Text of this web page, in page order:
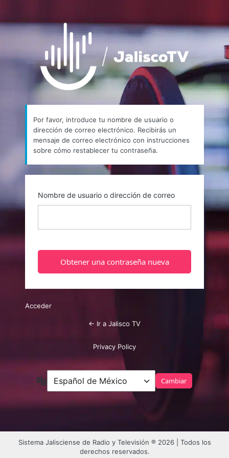
Contraseña
perdida
https://
Por favor, introduce tu nombre de usuario o
dirección de correo electrónico. Recibirás un
mensaje de correo electrónico con instrucciones
sobre cómo restablecer tu contraseña.
Nombre de usuario o dirección de correo
Acceder
← Ir a Jalisco TV
Privacy Policy
Idioma
Sistema Jalisciense de Radio y Televisión ® 2026 | Todos los
derechos reservados.